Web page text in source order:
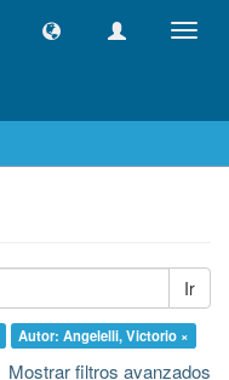
Ir
Autor: Angelelli, Victorio ×
Mostrar filtros avanzados